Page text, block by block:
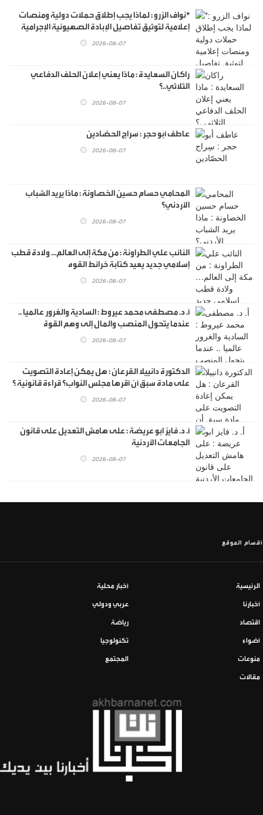
*نواف الزرو : لماذا يجب إطلاق حملات دولية ومنصات
إعلامية لتوثيق تفاصيل الإبادة الصهيونية الإجرامية
التي لم يسبق لها مثيل في التاريخ البشري..!.
2026-08-07
راكان السعايدة : ماذا يعني إعلان الحلف الدفاعي
الثلاثي..؟
2026-08-07
عاطف أبو حجر : سِراج الحصّادين
2026-08-07
المحامي حسام حسين الخصاونة : ماذا يريد الشباب
الأردني؟
2026-08-07
النائب علي الطراونة : من مكة إلى العالم… ولادة قطب
إسلامي جديد يعيد كتابة خرائط القوه
2026-08-07
أ. د. مصطفى محمد عيروط : السادية والغرور عالميا ..
عندما يتحول المنصب والمال إلى وهم القوة
2026-08-07
الدكتورة دانييلا القرعان : هل يمكن إعادة التصويت
على مادة سبق أن أقرها مجلس النواب؟ قراءة قانونية ؟
2026-08-07
أ. د. فايز ابو عريضة : على هامش التعديل على قانون
الجامعات الأردنية
2026-08-07
أقسام الموقع
الرئيسية أخبار محلية
أخبارنا عربي ودولي
اقتصاد رياضة
أضواء تكنولوجيا
منوعات المجتمع
مقالات